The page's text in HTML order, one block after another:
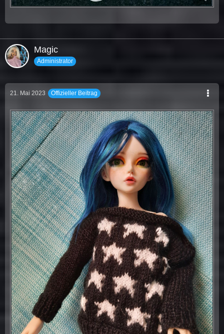
Magic
Administrator
21. Mai 2023 Offizieller Beitrag